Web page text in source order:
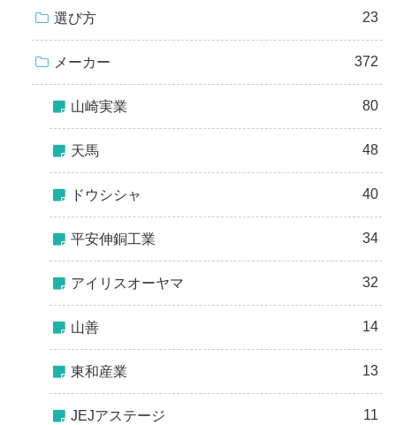
選び方 23
メーカー 372
山崎実業 80
天馬 48
ドウシシャ 40
平安伸銅工業 34
アイリスオーヤマ 32
山善 14
東和産業 13
JEJアステージ 11